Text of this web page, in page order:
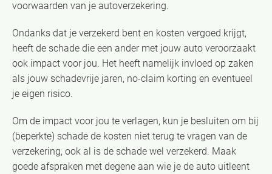
voorwaarden van je autoverzekering.
Ondanks dat je verzekerd bent en kosten vergoed krijgt,
heeft de schade die een ander met jouw auto veroorzaakt
ook impact voor jou. Het heeft namelijk invloed op zaken
als jouw schadevrije jaren, no-claim korting en eventueel
je eigen risico.
Om de impact voor jou te verlagen, kun je besluiten om bij
(beperkte) schade de kosten niet terug te vragen van de
verzekering, ook al is de schade wel verzekerd. Maak
goede afspraken met degene aan wie je de auto uitleent